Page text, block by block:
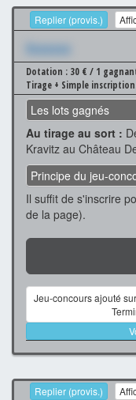
Replier (provis.)
Xxxxxxx
Dotation : 30 € / 1
Tirage + Simple
Les lots gagnés
Au tirage au sort :
Kravitz au Château
Principe du jeu-
Il suffit de s'inscrire
de la page).
Jeu-concours ajouté
Replier (provis.)